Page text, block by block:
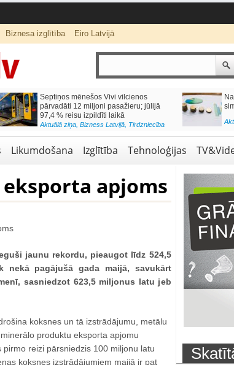
Biznesa izglītība Eiro Latvijā
Septiņos mēnešos Vivi vilcienos
pārvadāti 12 miljoni pasažieru; jūlijā
97,4 % reisu izpildīti laikā
Aktuālā ziņa, Bizness Latvijā, Tirdzniecība
Likumdošana Izglītība Tehnoloģijas
apjoms
jaunu rekordu, pieaugot līdz 524,5
nekā pagājušā gada maijā, savukārt
sasniedzot 623,5 miljonus latu jeb
koksnes un tā izstrādājumu, metālu
produktu eksporta apjomu
reizi pārsniedzis 100 miljonu latu
koksnes izstrādājumiem maijā ir pat